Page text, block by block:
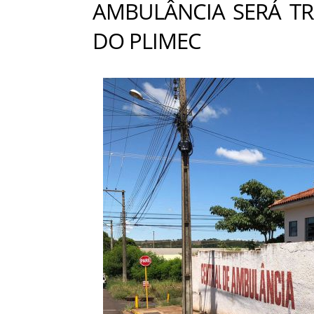
AMBULÂNCIA SERÁ
DO PLIMEC